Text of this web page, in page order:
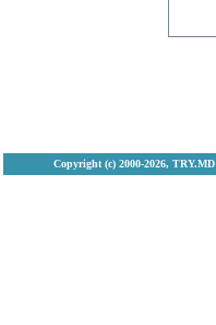
Copyright (с) 2000-2026, TRY.MD